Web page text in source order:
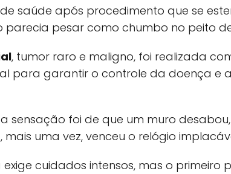
saúde após procedimento que se
pesar como chumbo no peito
, tumor raro e maligno, foi realizada
para garantir o controle da doença e
sensação foi de que um muro
uma vez, venceu o relógio
cuidados intensos, mas o primeiro